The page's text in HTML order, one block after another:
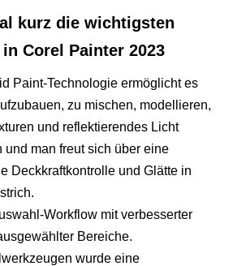
kurz die wichtigsten
Corel Painter 2023
Paint-Technologie ermöglicht es
zu mischen, modellieren,
und reflektierendes Licht
und man freut sich über eine
Deckkraftkontrolle und Glätte in
Workflow mit verbesserter
Bereiche.
wurde eine